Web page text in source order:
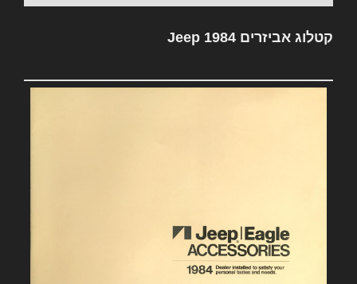
קטלוג אביזרים Jeep 1984